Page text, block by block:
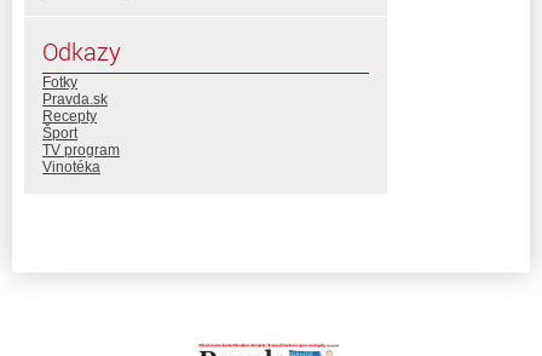
Odkazy
Fotky
Pravda.sk
Recepty
Šport
TV program
Vinotéka